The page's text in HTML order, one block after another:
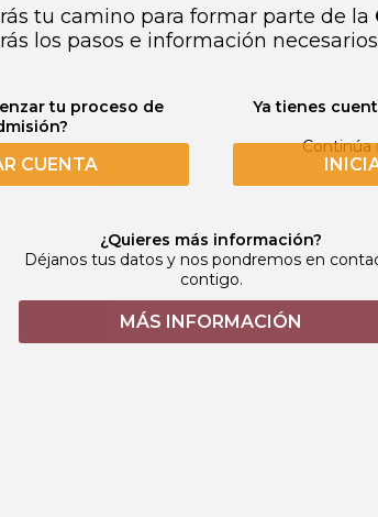
tu camino para formar parte de la
los pasos e información
tu proceso de
CUENTA
Ya tienes
Continúa
¿Quieres más información?
Déjanos tus datos y nos pondremos en
contigo.
MÁS INFORMACIÓN